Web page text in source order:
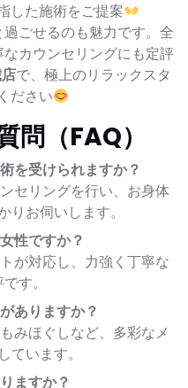
した施術をご提案
ごせるのも魅力です。全
カウンセリングにも定評
で、極上のリラックスタ
ださい
問（FAQ）
を受けられますか？
セリングを行い、お身体
りお伺いします。
性ですか？
が対応し、力強く丁寧な
す。
ありますか？
みほぐしなど、多彩なメ
ています。
ますか？